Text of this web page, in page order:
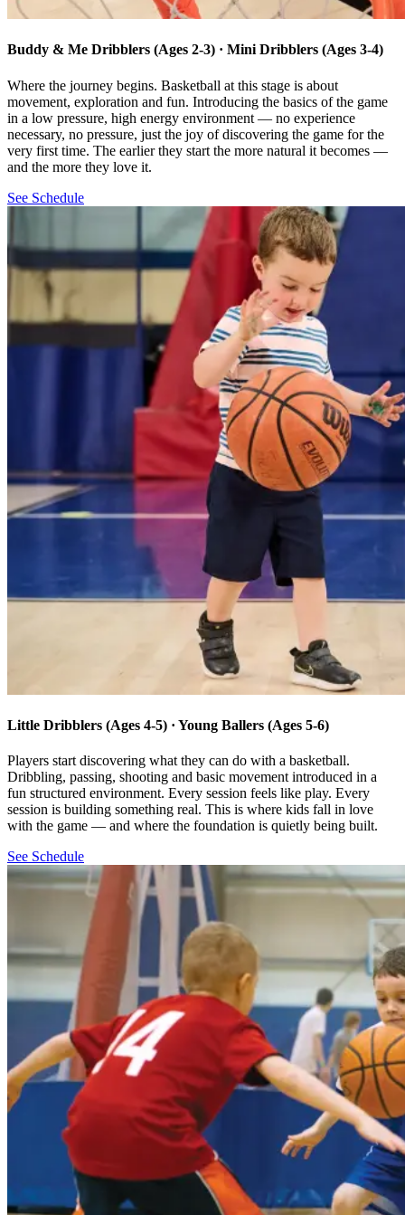
Buddy & Me Dribblers (Ages 2-3) · Mini Dribblers (Ages 3-4)​​​​‌ ‍ ​‍​‍‌‍ ‌ ​‍‌‍‍‌‌‍‌ ‌‍‍‌‌‍ ‍​‍​‍​ ‍‍​‍​‍‌ ​ ‌‍​‌‌‍ ‍‌‍‍‌‌ ‌​‌ ‍‌​‍ ‍‌‍‍‌‌‍ ​‍​‍​‍ ​​‍​‍‌‍‍​‌ ​‍‌‍‌‌‌‍‌‍​‍​‍​ ‍‍​‍​‍‌‍‍​‌ ‌​‌ ‌​‌ ​​‌ ​ ​ ‍‍​‍ ​‍ ‌‍​ ‌‍‍​‌‍‌‌‌‍ ​‌ ​ ‌‍‌‌‌‍​‌‌ ​​‌‍‍‌‌‍‌‌‌ ​‍‌ ​ ​‍ ‍‌ ​ ‌‍​‌‌‍ ‍‌‍‍‌‌ ‌​‌ ‍‌​‍ ‍‌ ​ ‌ ‌​‌ ‌‌‌‍‌​‌‍‍‌‌‍ ​‍ ‌‍‍‌‌‍ ‍‌ ‌​‌‍‌‌‌‍ ‍‌ ‌​​‍ ‌‍‌‌‌‍‌​‌‍‍‌‌ ‌​​‍ ‌‍ ‌‌‍ ‌‍‌​‌‍‌‌​ ‌‌ ​​‌ ​‍‌‍‌‌‌ ​ ‌‍‌‌‌‍ ‍‌ ‌​‌‍​‌‌ ‌​‌‍‍‌‌‍ ‌‍ ‍​ ‍ ‌‍‍‌‌‍‌​​ ‌​ ‌ ​ ‌‍​ ‍​‌‍​‍​ ‍‌​ ​​‌‍​‍​ ‌​​‍ ‌​ ​‍​ ​‍​ ‍‌​ ‍‌​‍ ‌​ ‌​‌‍​‍​ ​‌​ ​‍​‍ ‌​ ‍‌​ ‌‍‌‍​‌​ ​‌​‍ ‌​ ​​​ ‍‌‌‍​ ​ ‌ ​ ‍​‌‍‌​‌‍​‌‌‍‌‍​ ‍​​ ​​‌‍‌‌‌‍​‍​ ‍ ‌ ‌​‌ ‍‌‌ ​​‌‍‌‌​ ‌‌ ‌‍‌‍‌‌‌‍ ‍‌ ‌‌‌‍‌‌‌‌​ ‌‍ ​‌ ‌‌‌‍‌ ‌‌​​‌‍​‌‌‍‌ ‌‍‌‌​ ‍ ‌ ​​‌‍​‌‌ ‌​‌‍‍​​ ‌‌ ​​‌‍​‌‌‍‌ ‌‍‌‌‌​​‍‌ ‌‌‌‍‍‌‌‍ ​‌‍‌​‌‍‌‌‌ ​‍​‍‌‌​ ‌‌‌​​‍‌‌ ‌‍‍ ‌‍‌‌‌ ‍‌​‍‌‌​ ​ ‌​‌​​‍‌‌​ ​ ‌​‌​​‍‌‌​ ​‍​ ​‍​ ​‍‌‍​ ‌‍‌‍‌‍‌‍‌‍​ ‌‍​‍‌‍​‍​ ‌​​ ‍‌‌‍​‍‌‍‌‍​ ​‌​‍‌‌​ ​‍​ ​‍​‍‌‌​ ‌‌‌​‌​​‍ ‍‌ ‌​‌‍​‌‌‍​‍‌ ​ ​‍‌‌​ ‌‌‌​​‍‌‌ ‌‍‍ ‌‍‌‌‌ ‍‌​‍‌‌​ ​ ‌​‌​​‍‌‌​ ​ ‌​‌​​‍‌‌​ ​‍​ ​‍​ ‍‌​ ‍‌​ ‌​​ ​‌‌‍​ ​ ​ ​ ‍​​ ‌‍‌‍‌‍​ ‌‌‌‍‌​‌‍‌‌​‍‌‌​ ​‍​ ​‍​‍‌‌​ ‌‌‌​‌​​‍ ‍‌‍​ ‌‍ ‌‍ ‍‌ ‌​‌‍‌‌‌‍ ‍‌ ‌​​‍‌‌​ ‌‌‌​​‍‌‌ ‌‍‍ ‌‍‌‌‌ ‍‌​‍‌‌​ ​ ‌​‌​​‍‌‌​ ​ ‌​‌​​‍‌‌​ ​‍​ ​‍‌‍‌‍​ ‌‍‌‍​‍​ ‌‌​ ‌‍​ ‍​‌‍​ ​ ‍‌​ ‍‌‌‍‌​‌‍​ ​ ​‍​‍‌‌​ ​‍​ ​‍​‍‌‌​ ‌‌‌​‌​​‍ ‍‌ ‌​‌‍‍‌‌ ‌​‌‍ ​‌‍‌‌​ ‌‍​‍‌‍​‌‌ ​ ‌‍‌‌‌‌‌‌‌ ​‍‌‍ ​​ ‌‌‍‍​‌ ‌​‌ ‌​‌ ​​‌ ​ ​‍‌‌​ ​ ‌​​‌​‍‌‌​ ​‍‌​‌‍​‍‌‌​ ​‍‌​‌‍‌‍​ ‌‍‍​‌‍‌‌‌‍ ​‌ ​ ‌‍‌‌‌‍​‌‌ ​​‌‍‍‌‌‍‌‌‌ ​‍‌ ​ ​‍ ‍‌ ​ ‌‍​‌‌‍ ‍‌‍‍‌‌ ‌​‌ ‍‌​‍ ‍‌ ​ ‌ ‌​‌ ‌‌‌‍‌​‌‍‍‌‌‍ ​‍‌‍‌‍‍‌‌‍‌​​ ‌​ ‌ ​ ‌‍​ ‍​‌‍​‍​ ‍‌​ ​​‌‍​‍​ ‌​​‍ ‌​ ​‍​ ​‍​ ‍‌​ ‍‌​‍ ‌​ ‌​‌‍​‍​ ​‌​ ​‍​‍ ‌​ ‍‌​ ‌‍‌‍​‌​ ​‌​‍ ‌​ ​​​ ‍‌‌‍​ ​ ‌ ​ ‍​‌‍‌​‌‍​‌‌‍‌‍​ ‍​​ ​​‌‍‌‌‌‍​‍​‍‌‍‌ ‌​‌ ‍‌‌ ​​‌‍‌‌​ ‌‌ ‌‍‌‍‌‌‌‍ ‍‌ ‌‌‌‍‌‌‌‌​ ‌‍ ​‌ ‌‌‌‍‌ ‌‌​​‌‍​‌‌‍‌ ‌‍‌‌​‍‌‍‌ ​​‌‍​‌‌ ‌​‌‍‍​​ ‌‌ ​​‌‍​‌‌‍‌ ‌‍‌‌‌​​‍‌ ‌‌‌‍‍‌‌‍ ​‌‍‌​‌‍‌‌‌ ​‍​‍‌‌​ ‌‌‌​​‍‌‌ ‌‍‍ ‌‍‌‌‌ ‍‌​‍‌‌​ ​ ‌​‌​​‍‌‌​ ​ ‌​‌​​‍‌‌​ ​‍​ ​‍​ ​‍‌‍​ ‌‍‌‍‌‍‌‍‌‍​ ‌‍​‍‌‍​‍​ ‌​​ ‍‌‌‍​‍‌‍‌‍​ ​‌​‍‌‌​ ​‍​ ​‍​‍‌‌​ ‌‌‌​‌​​‍ ‍‌ ‌​‌‍​‌‌‍​‍‌ ​ ​‍‌‌​ ‌‌‌​​‍‌‌ ‌‍‍ ‌‍‌‌‌ ‍‌​‍‌‌​ ​ ‌​‌​​‍‌‌​ ​ ‌​‌​​‍‌‌​ ​‍​ ​‍​ ‍‌​ ‍‌​ ‌​​ ​‌‌‍​ ​ ​ ​ ‍​​ ‌‍‌‍‌‍​ ‌‌‌‍‌​‌‍‌‌​‍‌‌​ ​‍​ ​‍​‍‌‌​ ‌‌‌​‌​​‍ ‍‌‍​ ‌‍ ‌‍ ‍‌ ‌​‌‍‌‌‌‍ ‍‌ ‌​​‍‌‌​ ‌‌‌​​‍‌‌ ‌‍‍ ‌‍‌‌‌ ‍‌​‍‌‌​ ​ ‌​‌​​‍‌‌​ ​ ‌​‌​​‍‌‌​ ​‍​ ​‍‌‍‌‍​ ‌‍‌‍​‍​ ‌‌​ ‌‍​ ‍​‌‍​ ​ ‍‌​ ‍‌‌‍‌​‌‍​ ​ ​‍​‍‌‌​ ​‍​ ​‍​‍‌‌​ ‌‌‌​‌​​‍ ‍‌ ‌​‌‍‍‌‌ ‌​‌‍ ​‌‍‌‌​‍‌‍‌ ​​‌‍‌‌‌ ​‍‌ ​ ‌ ​​‌‍‌‌‌‍​ ‌ ‌​‌‍‍‌‌ ‌‍‌‍‌‌​ ‌‌ ​​‌ ‌‌‌‍​‍‌‍ ​‌‍‍‌‌ ​ ‌‍‍​‌‍‌‌‌‍‌​​‍​‍‌ ‌
Where the journey begins. Basketball at this stage is about
movement, exploration and fun. Introducing the basics of the game
in a low pressure, high energy environment — no experience
necessary, no pressure, just the joy of discovering the game for the
very first time. The earlier they start the more natural it becomes —
and the more they love it.​​​​‌ ‍ ​‍​‍‌‍ ‌ ​‍‌‍‍‌‌‍‌ ‌‍‍‌‌‍ ‍​‍​‍​ ‍‍​‍​‍‌ ​ ‌‍​‌‌‍ ‍‌‍‍‌‌ ‌​‌ ‍‌​‍ ‍‌‍‍‌‌‍ ​‍​‍​‍ ​​‍​‍‌‍‍​‌ ​‍‌‍‌‌‌‍‌‍​‍​‍​ ‍‍​‍​‍‌‍‍​‌ ‌​‌ ‌​‌ ​​‌ ​ ​ ‍‍​‍ ​‍ ‌‍​ ‌‍‍​‌‍‌‌‌‍ ​‌ ​ ‌‍‌‌‌‍​‌‌ ​​‌‍‍‌‌‍‌‌‌ ​‍‌ ​ ​‍ ‍‌ ​ ‌‍​‌‌‍ ‍‌‍‍‌‌ ‌​‌ ‍‌​‍ ‍‌ ​ ‌ ‌​‌ ‌‌‌‍‌​‌‍‍‌‌‍ ​‍ ‌‍‍‌‌‍ ‍‌ ‌​‌‍‌‌‌‍ ‍‌ ‌​​‍ ‌‍‌‌‌‍‌​‌‍‍‌‌ ‌​​‍ ‌‍ ‌‌‍ ‌‍‌​‌‍‌‌​ ‌‌ ​​‌ ​‍‌‍‌‌‌ ​ ‌‍‌‌‌‍ ‍‌ ‌​‌‍​‌‌ ‌​‌‍‍‌‌‍ ‌‍ ‍​ ‍ ‌‍‍‌‌‍‌​​ ‌​ ‌ ​ ‌‍​ ‍​‌‍​‍​ ‍‌​ ​​‌‍​‍​ ‌​​‍ ‌​ ​‍​ ​‍​ ‍‌​ ‍‌​‍ ‌​ ‌​‌‍​‍​ ​‌​ ​‍​‍ ‌​ ‍‌​ ‌‍‌‍​‌​ ​‌​‍ ‌​ ​​​ ‍‌‌‍​ ​ ‌ ​ ‍​‌‍‌​‌‍​‌‌‍‌‍​ ‍​​ ​​‌‍‌‌‌‍​‍​ ‍ ‌ ‌​‌ ‍‌‌ ​​‌‍‌‌​ ‌‌ ‌‍‌‍‌‌‌‍ ‍‌ ‌‌‌‍‌‌‌‌​ ‌‍ ​‌ ‌‌‌‍‌ ‌‌​​‌‍​‌‌‍‌ ‌‍‌‌​ ‍ ‌ ​​‌‍​‌‌ ‌​‌‍‍​​ ‌‌ ​​‌‍​‌‌‍‌ ‌‍‌‌‌​​‍‌ ‌‌‌‍‍‌‌‍ ​‌‍‌​‌‍‌‌‌ ​‍​‍‌‌​ ‌‌‌​​‍‌‌ ‌‍‍ ‌‍‌‌‌ ‍‌​‍‌‌​ ​ ‌​‌​​‍‌‌​ ​ ‌​‌​​‍‌‌​ ​‍​ ​‍​ ​‍‌‍​ ‌‍‌‍‌‍‌‍‌‍​ ‌‍​‍‌‍​‍​ ‌​​ ‍‌‌‍​‍‌‍‌‍​ ​‌​‍‌‌​ ​‍​ ​‍​‍‌‌​ ‌‌‌​‌​​‍ ‍‌ ‌​‌‍​‌‌‍​‍‌ ​ ​‍‌‌​ ‌‌‌​​‍‌‌ ‌‍‍ ‌‍‌‌‌ ‍‌​‍‌‌​ ​ ‌​‌​​‍‌‌​ ​ ‌​‌​​‍‌‌​ ​‍​ ​‍​ ‍‌​ ‍‌​ ‌​​ ​‌‌‍​ ​ ​ ​ ‍​​ ‌‍‌‍‌‍​ ‌‌‌‍‌​‌‍‌‌​‍‌‌​ ​‍​ ​‍​‍‌‌​ ‌‌‌​‌​​‍ ‍‌‍​ ‌‍ ‌‍ ‍‌ ‌​‌‍‌‌‌‍ ‍‌ ‌​​‍‌‌​ ‌‌‌​​‍‌‌ ‌‍‍ ‌‍‌‌‌ ‍‌​‍‌‌​ ​ ‌​‌​​‍‌‌​ ​ ‌​‌​​‍‌‌​ ​‍​ ​‍‌‍‌‍​ ‌‍‌‍​‍​ ‌‌​ ‌‍​ ‍​‌‍​ ​ ‍‌​ ‍‌‌‍‌​‌‍​ ​ ​‍​‍‌‌​ ​‍​ ​‍​‍‌‌​ ‌‌‌​‌​​‍ ‍‌ ​‍‌‍‍‌‌‍​ ‌‍‍​‌‌‌​‌‍‌‌‌ ‍​‌ ‌​​‍‌‌​ ‌‌‌​​‍‌‌ ‌‍‍ ‌‍‌‌‌ ‍‌​‍‌‌​ ​ ‌​‌​​‍‌‌​ ​ ‌​‌​​‍‌‌​ ​‍​ ​‍​ ​‍‌‍‌‍​ ‌ ‌‍‌‍‌‍​‌​ ‌ ​ ‍​​ ​‍​ ​‍‌‍‌‌​ ​‌​ ‍‌​‍‌‌​ ​‍​ ​‍​‍‌‌​ ‌‌‌​‌​​‍ ‍‌‍​ ‌‍‍​‌‍‍‌‌‍ ​‌‍‌​‌ ​‍‌‍‌‌‌‍ ‍​‍‌‌​ ‌‌‌​​‍‌‌ ‌‍‍ ‌‍‌‌‌ ‍‌​‍‌‌​ ​ ‌​‌​​‍‌‌​ ​ ‌​‌​​‍‌‌​ ​‍​ ​‍​ ‌​​ ‌‍‌‍‌‍​ ​ ‌‍‌‍​ ‍‌‌‍‌‌‌‍‌‌‌‍‌‌‌‍​‍‌‍‌​​ ‌‍​‍‌‌​ ​‍​ ​‍​‍‌‌​ ‌‌‌​‌​​‍ ‍‌ ‌​‌‍‌‌‌ ‍​‌ ‌​​ ‌‍​‍‌‍​‌‌ ​ ‌‍‌‌‌‌‌‌‌ ​‍‌‍ ​​ ‌‌‍‍​‌ ‌​‌ ‌​‌ ​​‌ ​ ​‍‌‌​ ​ ‌​​‌​‍‌‌​ ​‍‌​‌‍​‍‌‌​ ​‍‌​‌‍‌‍​ ‌‍‍​‌‍‌‌‌‍ ​‌ ​ ‌‍‌‌‌‍​‌‌ ​​‌‍‍‌‌‍‌‌‌ ​‍‌ ​ ​‍ ‍‌ ​ ‌‍​‌‌‍ ‍‌‍‍‌‌ ‌​‌ ‍‌​‍ ‍‌ ​ ‌ ‌​‌ ‌‌‌‍‌​‌‍‍‌‌‍ ​‍‌‍‌‍‍‌‌‍‌​​ ‌​ ‌ ​ ‌‍​ ‍​‌‍​‍​ ‍‌​ ​​‌‍​‍​ ‌​​‍ ‌​ ​‍​ ​‍​ ‍‌​ ‍‌​‍ ‌​ ‌​‌‍​‍​ ​‌​ ​‍​‍ ‌​ ‍‌​ ‌‍‌‍​‌​ ​‌​‍ ‌​ ​​​ ‍‌‌‍​ ​ ‌ ​ ‍​‌‍‌​‌‍​‌‌‍‌‍​ ‍​​ ​​‌‍‌‌‌‍​‍​‍‌‍‌ ‌​‌ ‍‌‌ ​​‌‍‌‌​ ‌‌ ‌‍‌‍‌‌‌‍ ‍‌ ‌‌‌‍‌‌‌‌​ ‌‍ ​‌ ‌‌‌‍‌ ‌‌​​‌‍​‌‌‍‌ ‌‍‌‌​‍‌‍‌ ​​‌‍​‌‌ ‌​‌‍‍​​ ‌‌ ​​‌‍​‌‌‍‌ ‌‍‌‌‌​​‍‌ ‌‌‌‍‍‌‌‍ ​‌‍‌​‌‍‌‌‌ ​‍​‍‌‌​ ‌‌‌​​‍‌‌ ‌‍‍ ‌‍‌‌‌ ‍‌​‍‌‌​ ​ ‌​‌​​‍‌‌​ ​ ‌​‌​​‍‌‌​ ​‍​ ​‍​ ​‍‌‍​ ‌‍‌‍‌‍‌‍‌‍​ ‌‍​‍‌‍​‍​ ‌​​ ‍‌‌‍​‍‌‍‌‍​ ​‌​‍‌‌​ ​‍​ ​‍​‍‌‌​ ‌‌‌​‌​​‍ ‍‌ ‌​‌‍​‌‌‍​‍‌ ​ ​‍‌‌​ ‌‌‌​​‍‌‌ ‌‍‍ ‌‍‌‌‌ ‍‌​‍‌‌​ ​ ‌​‌​​‍‌‌​ ​ ‌​‌​​‍‌‌​ ​‍​ ​‍​ ‍‌​ ‍‌​ ‌​​ ​‌‌‍​ ​ ​ ​ ‍​​ ‌‍‌‍‌‍​ ‌‌‌‍‌​‌‍‌‌​‍‌‌​ ​‍​ ​‍​‍‌‌​ ‌‌‌​‌​​‍ ‍‌‍​ ‌‍ ‌‍ ‍‌ ‌​‌‍‌‌‌‍ ‍‌ ‌​​‍‌‌​ ‌‌‌​​‍‌‌ ‌‍‍ ‌‍‌‌‌ ‍‌​‍‌‌​ ​ ‌​‌​​‍‌‌​ ​ ‌​‌​​‍‌‌​ ​‍​ ​‍‌‍‌‍​ ‌‍‌‍​‍​ ‌‌​ ‌‍​ ‍​‌‍​ ​ ‍‌​ ‍‌‌‍‌​‌‍​ ​ ​‍​‍‌‌​ ​‍​ ​‍​‍‌‌​ ‌‌‌​‌​​‍ ‍‌ ​‍‌‍‍‌‌‍​ ‌‍‍​‌‌‌​‌‍‌‌‌ ‍​‌ ‌​​‍‌‌​ ‌‌‌​​‍‌‌ ‌‍‍ ‌‍‌‌‌ ‍‌​‍‌‌​ ​ ‌​‌​​‍‌‌​ ​ ‌​‌​​‍‌‌​ ​‍​ ​‍​ ​‍‌‍‌‍​ ‌ ‌‍‌‍‌‍​‌​ ‌ ​ ‍​​ ​‍​ ​‍‌‍‌‌​ ​‌​ ‍‌​‍‌‌​ ​‍​ ​‍​‍‌‌​ ‌‌‌​‌​​‍ ‍‌‍​ ‌‍‍​‌‍‍‌‌‍ ​‌‍‌​‌ ​‍‌‍‌‌‌‍ ‍​‍‌‌​ ‌‌‌​​‍‌‌ ‌‍‍ ‌‍‌‌‌ ‍‌​‍‌‌​ ​ ‌​‌​​‍‌‌​ ​ ‌​‌​​‍‌‌​ ​‍​ ​‍​ ‌​​ ‌‍‌‍‌‍​ ​ ‌‍‌‍​ ‍‌‌‍‌‌‌‍‌‌‌‍‌‌‌‍​‍‌‍‌​​ ‌‍​‍‌‌​ ​‍​ ​‍​‍‌‌​ ‌‌‌​‌​​‍ ‍‌ ‌​‌‍‌‌‌ ‍​‌ ‌​​‍‌‍‌ ​​‌‍‌‌‌ ​‍‌ ​ ‌ ​​‌‍‌‌‌‍​ ‌ ‌​‌‍‍‌‌ ‌‍‌‍‌‌​ ‌‌ ​​‌ ‌‌‌‍​‍‌‍ ​‌‍‍‌‌ ​ ‌‍‍​‌‍‌‌‌‍‌​​‍​‍‌ ‌
See Schedule​​​​‌ ‍ ​‍​‍‌‍ ‌ ​‍‌‍‍‌‌‍‌ ‌‍‍‌‌‍ ‍​‍​‍​ ‍‍​‍​‍‌ ​ ‌‍​‌‌‍ ‍‌‍‍‌‌ ‌​‌ ‍‌​‍ ‍‌‍‍‌‌‍ ​‍​‍​‍ ​​‍​‍‌‍‍​‌ ​‍‌‍‌‌‌‍‌‍​‍​‍​ ‍‍​‍​‍‌‍‍​‌ ‌​‌ ‌​‌ ​​‌ ​ ​ ‍‍​‍ ​‍ ‌‍​ ‌‍‍​‌‍‌‌‌‍ ​‌ ​ ‌‍‌‌‌‍​‌‌ ​​‌‍‍‌‌‍‌‌‌ ​‍‌ ​ ​‍ ‍‌ ​ ‌‍​‌‌‍ ‍‌‍‍‌‌ ‌​‌ ‍‌​‍ ‍‌ ​ ‌ ‌​‌ ‌‌‌‍‌​‌‍‍‌‌‍ ​‍ ‌‍‍‌‌‍ ‍‌ ‌​‌‍‌‌‌‍ ‍‌ ‌​​‍ ‌‍‌‌‌‍‌​‌‍‍‌‌ ‌​​‍ ‌‍ ‌‌‍ ‌‍‌​‌‍‌‌​ ‌‌ ​​‌ ​‍‌‍‌‌‌ ​ ‌‍‌‌‌‍ ‍‌ ‌​‌‍​‌‌ ‌​‌‍‍‌‌‍ ‌‍ ‍​ ‍ ‌‍‍‌‌‍‌​​ ‌​ ‌ ​ ‌‍​ ‍​‌‍​‍​ ‍‌​ ​​‌‍​‍​ ‌​​‍ ‌​ ​‍​ ​‍​ ‍‌​ ‍‌​‍ ‌​ ‌​‌‍​‍​ ​‌​ ​‍​‍ ‌​ ‍‌​ ‌‍‌‍​‌​ ​‌​‍ ‌​ ​​​ ‍‌‌‍​ ​ ‌ ​ ‍​‌‍‌​‌‍​‌‌‍‌‍​ ‍​​ ​​‌‍‌‌‌‍​‍​ ‍ ‌ ‌​‌ ‍‌‌ ​​‌‍‌‌​ ‌‌ ‌‍‌‍‌‌‌‍ ‍‌ ‌‌‌‍‌‌‌‌​ ‌‍ ​‌ ‌‌‌‍‌ ‌‌​​‌‍​‌‌‍‌ ‌‍‌‌​ ‍ ‌ ​​‌‍​‌‌ ‌​‌‍‍​​ ‌‌ ​​‌‍​‌‌‍‌ ‌‍‌‌‌​​‍‌ ‌‌‌‍‍‌‌‍ ​‌‍‌​‌‍‌‌‌ ​‍​‍‌‌​ ‌‌‌​​‍‌‌ ‌‍‍ ‌‍‌‌‌ ‍‌​‍‌‌​ ​ ‌​‌​​‍‌‌​ ​ ‌​‌​​‍‌‌​ ​‍​ ​‍​ ​‍‌‍​ ‌‍‌‍‌‍‌‍‌‍​ ‌‍​‍‌‍​‍​ ‌​​ ‍‌‌‍​‍‌‍‌‍​ ​‌​‍‌‌​ ​‍​ ​‍​‍‌‌​ ‌‌‌​‌​​‍ ‍‌ ‌​‌‍​‌‌‍​‍‌ ​ ​‍‌‌​ ‌‌‌​​‍‌‌ ‌‍‍ ‌‍‌‌‌ ‍‌​‍‌‌​ ​ ‌​‌​​‍‌‌​ ​ ‌​‌​​‍‌‌​ ​‍​ ​‍​ ‍‌​ ‍‌​ ‌​​ ​‌‌‍​ ​ ​ ​ ‍​​ ‌‍‌‍‌‍​ ‌‌‌‍‌​‌‍‌‌​‍‌‌​ ​‍​ ​‍​‍‌‌​ ‌‌‌​‌​​‍ ‍‌‍​ ‌‍ ‌‍ ‍‌ ‌​‌‍‌‌‌‍ ‍‌ ‌​​‍‌‌​ ‌‌‌​​‍‌‌ ‌‍‍ ‌‍‌‌‌ ‍‌​‍‌‌​ ​ ‌​‌​​‍‌‌​ ​ ‌​‌​​‍‌‌​ ​‍​ ​‍‌‍‌‍​ ‌‍‌‍​‍​ ‌‌​ ‌‍​ ‍​‌‍​ ​ ‍‌​ ‍‌‌‍‌​‌‍​ ​ ​‍​‍‌‌​ ​‍​ ​‍​‍‌‌​ ‌‌‌​‌​​‍ ‍‌‍​‍‌ ‌‌‌ ‌​‌ ‌​‌‍ ‌‍ ‍‌ ​ ​‍‌‌​ ‌‌‌​​‍‌‌ ‌‍‍ ‌‍‌‌‌ ‍‌​‍‌‌​ ​ ‌​‌​​‍‌‌​ ​ ‌​‌​​‍‌‌​ ​‍​ ​‍​ ​‌​ ‌‌​ ‍​​ ‍​​ ‌‍​ ​‌‌‍‌​​ ‍​​ ‌​​ ​ ‌‍‌‌​ ​​​‍‌‌​ ​‍​ ​‍​‍‌‌​ ‌‌‌​‌​​‍ ‍‌ ‌​‌‍‌‌‌ ‍​‌ ‌​​ ‌‍​‍‌‍​‌‌ ​ ‌‍‌‌‌‌‌‌‌ ​‍‌‍ ​​ ‌‌‍‍​‌ ‌​‌ ‌​‌ ​​‌ ​ ​‍‌‌​ ​ ‌​​‌​‍‌‌​ ​‍‌​‌‍​‍‌‌​ ​‍‌​‌‍‌‍​ ‌‍‍​‌‍‌‌‌‍ ​‌ ​ ‌‍‌‌‌‍​‌‌ ​​‌‍‍‌‌‍‌‌‌ ​‍‌ ​ ​‍ ‍‌ ​ ‌‍​‌‌‍ ‍‌‍‍‌‌ ‌​‌ ‍‌​‍ ‍‌ ​ ‌ ‌​‌ ‌‌‌‍‌​‌‍‍‌‌‍ ​‍‌‍‌‍‍‌‌‍‌​​ ‌​ ‌ ​ ‌‍​ ‍​‌‍​‍​ ‍‌​ ​​‌‍​‍​ ‌​​‍ ‌​ ​‍​ ​‍​ ‍‌​ ‍‌​‍ ‌​ ‌​‌‍​‍​ ​‌​ ​‍​‍ ‌​ ‍‌​ ‌‍‌‍​‌​ ​‌​‍ ‌​ ​​​ ‍‌‌‍​ ​ ‌ ​ ‍​‌‍‌​‌‍​‌‌‍‌‍​ ‍​​ ​​‌‍‌‌‌‍​‍​‍‌‍‌ ‌​‌ ‍‌‌ ​​‌‍‌‌​ ‌‌ ‌‍‌‍‌‌‌‍ ‍‌ ‌‌‌‍‌‌‌‌​ ‌‍ ​‌ ‌‌‌‍‌ ‌‌​​‌‍​‌‌‍‌ ‌‍‌‌​‍‌‍‌ ​​‌‍​‌‌ ‌​‌‍‍​​ ‌‌ ​​‌‍​‌‌‍‌ ‌‍‌‌‌​​‍‌ ‌‌‌‍‍‌‌‍ ​‌‍‌​‌‍‌‌‌ ​‍​‍‌‌​ ‌‌‌​​‍‌‌ ‌‍‍ ‌‍‌‌‌ ‍‌​‍‌‌​ ​ ‌​‌​​‍‌‌​ ​ ‌​‌​​‍‌‌​ ​‍​ ​‍​ ​‍‌‍​ ‌‍‌‍‌‍‌‍‌‍​ ‌‍​‍‌‍​‍​ ‌​​ ‍‌‌‍​‍‌‍‌‍​ ​‌​‍‌‌​ ​‍​ ​‍​‍‌‌​ ‌‌‌​‌​​‍ ‍‌ ‌​‌‍​‌‌‍​‍‌ ​ ​‍‌‌​ ‌‌‌​​‍‌‌ ‌‍‍ ‌‍‌‌‌ ‍‌​‍‌‌​ ​ ‌​‌​​‍‌‌​ ​ ‌​‌​​‍‌‌​ ​‍​ ​‍​ ‍‌​ ‍‌​ ‌​​ ​‌‌‍​ ​ ​ ​ ‍​​ ‌‍‌‍‌‍​ ‌‌‌‍‌​‌‍‌‌​‍‌‌​ ​‍​ ​‍​‍‌‌​ ‌‌‌​‌​​‍ ‍‌‍​ ‌‍ ‌‍ ‍‌ ‌​‌‍‌‌‌‍ ‍‌ ‌​​‍‌‌​ ‌‌‌​​‍‌‌ ‌‍‍ ‌‍‌‌‌ ‍‌​‍‌‌​ ​ ‌​‌​​‍‌‌​ ​ ‌​‌​​‍‌‌​ ​‍​ ​‍‌‍‌‍​ ‌‍‌‍​‍​ ‌‌​ ‌‍​ ‍​‌‍​ ​ ‍‌​ ‍‌‌‍‌​‌‍​ ​ ​‍​‍‌‌​ ​‍​ ​‍​‍‌‌​ ‌‌‌​‌​​‍ ‍‌‍​‍‌ ‌‌‌ ‌​‌ ‌​‌‍ ‌‍ ‍‌ ​ ​‍‌‌​ ‌‌‌​​‍‌‌ ‌‍‍ ‌‍‌‌‌ ‍‌​‍‌‌​ ​ ‌​‌​​‍‌‌​ ​ ‌​‌​​‍‌‌​ ​‍​ ​‍​ ​‌​ ‌‌​ ‍​​ ‍​​ ‌‍​ ​‌‌‍‌​​ ‍​​ ‌​​ ​ ‌‍‌‌​ ​​​‍‌‌​ ​‍​ ​‍​‍‌‌​ ‌‌‌​‌​​‍ ‍‌ ‌​‌‍‌‌‌ ‍​‌ ‌​​‍‌‍‌ ​​‌‍‌‌‌ ​‍‌ ​ ‌ ​​‌‍‌‌‌‍​ ‌ ‌​‌‍‍‌‌ ‌‍‌‍‌‌​ ‌‌ ​​‌ ‌‌‌‍​‍‌‍ ​‌‍‍‌‌ ​ ‌‍‍​‌‍‌‌‌‍‌​​‍​‍‌ ‌
Little Dribblers (Ages 4-5) · Young Ballers (Ages 5-6)​​​​‌ ‍ ​‍​‍‌‍ ‌ ​‍‌‍‍‌‌‍‌ ‌‍‍‌‌‍ ‍​‍​‍​ ‍‍​‍​‍‌ ​ ‌‍​‌‌‍ ‍‌‍‍‌‌ ‌​‌ ‍‌​‍ ‍‌‍‍‌‌‍ ​‍​‍​‍ ​​‍​‍‌‍‍​‌ ​‍‌‍‌‌‌‍‌‍​‍​‍​ ‍‍​‍​‍‌‍‍​‌ ‌​‌ ‌​‌ ​​‌ ​ ​ ‍‍​‍ ​‍ ‌‍​ ‌‍‍​‌‍‌‌‌‍ ​‌ ​ ‌‍‌‌‌‍​‌‌ ​​‌‍‍‌‌‍‌‌‌ ​‍‌ ​ ​‍ ‍‌ ​ ‌‍​‌‌‍ ‍‌‍‍‌‌ ‌​‌ ‍‌​‍ ‍‌ ​ ‌ ‌​‌ ‌‌‌‍‌​‌‍‍‌‌‍ ​‍ ‌‍‍‌‌‍ ‍‌ ‌​‌‍‌‌‌‍ ‍‌ ‌​​‍ ‌‍‌‌‌‍‌​‌‍‍‌‌ ‌​​‍ ‌‍ ‌‌‍ ‌‍‌​‌‍‌‌​ ‌‌ ​​‌ ​‍‌‍‌‌‌ ​ ‌‍‌‌‌‍ ‍‌ ‌​‌‍​‌‌ ‌​‌‍‍‌‌‍ ‌‍ ‍​ ‍ ‌‍‍‌‌‍‌​​ ‌​ ‌ ​ ‌‍​ ‍​‌‍​‍​ ‍‌​ ​​‌‍​‍​ ‌​​‍ ‌​ ​‍​ ​‍​ ‍‌​ ‍‌​‍ ‌​ ‌​‌‍​‍​ ​‌​ ​‍​‍ ‌​ ‍‌​ ‌‍‌‍​‌​ ​‌​‍ ‌​ ​​​ ‍‌‌‍​ ​ ‌ ​ ‍​‌‍‌​‌‍​‌‌‍‌‍​ ‍​​ ​​‌‍‌‌‌‍​‍​ ‍ ‌ ‌​‌ ‍‌‌ ​​‌‍‌‌​ ‌‌ ‌‍‌‍‌‌‌‍ ‍‌ ‌‌‌‍‌‌‌‌​ ‌‍ ​‌ ‌‌‌‍‌ ‌‌​​‌‍​‌‌‍‌ ‌‍‌‌​ ‍ ‌ ​​‌‍​‌‌ ‌​‌‍‍​​ ‌‌ ​​‌‍​‌‌‍‌ ‌‍‌‌‌​​‍‌ ‌‌‌‍‍‌‌‍ ​‌‍‌​‌‍‌‌‌ ​‍​‍‌‌​ ‌‌‌​​‍‌‌ ‌‍‍ ‌‍‌‌‌ ‍‌​‍‌‌​ ​ ‌​‌​​‍‌‌​ ​ ‌​‌​​‍‌‌​ ​‍​ ​‍​ ​‍‌‍​ ‌‍‌‍‌‍‌‍‌‍​ ‌‍​‍‌‍​‍​ ‌​​ ‍‌‌‍​‍‌‍‌‍​ ​‌​‍‌‌​ ​‍​ ​‍​‍‌‌​ ‌‌‌​‌​​‍ ‍‌ ‌​‌‍​‌‌‍​‍‌ ​ ​‍‌‌​ ‌‌‌​​‍‌‌ ‌‍‍ ‌‍‌‌‌ ‍‌​‍‌‌​ ​ ‌​‌​​‍‌‌​ ​ ‌​‌​​‍‌‌​ ​‍​ ​‍​ ‍‌​ ‍‌​ ‌​​ ​‌‌‍​ ​ ​ ​ ‍​​ ‌‍‌‍‌‍​ ‌‌‌‍‌​‌‍‌‌​‍‌‌​ ​‍​ ​‍​‍‌‌​ ‌‌‌​‌​​‍ ‍‌‍​ ‌‍ ‌‍ ‍‌ ‌​‌‍‌‌‌‍ ‍‌ ‌​​‍‌‌​ ‌‌‌​​‍‌‌ ‌‍‍ ‌‍‌‌‌ ‍‌​‍‌‌​ ​ ‌​‌​​‍‌‌​ ​ ‌​‌​​‍‌‌​ ​‍​ ​‍​ ​‍​ ‌ ​ ‍‌​ ‌ ​ ​​​ ‌​​ ‌‌​ ‌ ​ ‍‌​ ​‌​ ‌‌​ ‌​​ ‍​‌‍‌​​ ​‍​ ‌​​ ‌ ​ ‌‍‌‍‌‌‌‍​‌​ ‌​​ ​‍​ ​‍​ ‍​‌‍‌‌​ ‍​​ ‌ ​ ‌‍​ ​‍​ ‌‍​ ‍​​ ​‍​‍‌‌​ ​‍​ ​‍​‍‌‌​ ‌‌‌​‌​​‍ ‍‌ ‌​‌‍‍‌‌ ‌​‌‍ ​‌‍‌‌​ ‌‍​‍‌‍​‌‌ ​ ‌‍‌‌‌‌‌‌‌ ​‍‌‍ ​​ ‌‌‍‍​‌ ‌​‌ ‌​‌ ​​‌ ​ ​‍‌‌​ ​ ‌​​‌​‍‌‌​ ​‍‌​‌‍​‍‌‌​ ​‍‌​‌‍‌‍​ ‌‍‍​‌‍‌‌‌‍ ​‌ ​ ‌‍‌‌‌‍​‌‌ ​​‌‍‍‌‌‍‌‌‌ ​‍‌ ​ ​‍ ‍‌ ​ ‌‍​‌‌‍ ‍‌‍‍‌‌ ‌​‌ ‍‌​‍ ‍‌ ​ ‌ ‌​‌ ‌‌‌‍‌​‌‍‍‌‌‍ ​‍‌‍‌‍‍‌‌‍‌​​ ‌​ ‌ ​ ‌‍​ ‍​‌‍​‍​ ‍‌​ ​​‌‍​‍​ ‌​​‍ ‌​ ​‍​ ​‍​ ‍‌​ ‍‌​‍ ‌​ ‌​‌‍​‍​ ​‌​ ​‍​‍ ‌​ ‍‌​ ‌‍‌‍​‌​ ​‌​‍ ‌​ ​​​ ‍‌‌‍​ ​ ‌ ​ ‍​‌‍‌​‌‍​‌‌‍‌‍​ ‍​​ ​​‌‍‌‌‌‍​‍​‍‌‍‌ ‌​‌ ‍‌‌ ​​‌‍‌‌​ ‌‌ ‌‍‌‍‌‌‌‍ ‍‌ ‌‌‌‍‌‌‌‌​ ‌‍ ​‌ ‌‌‌‍‌ ‌‌​​‌‍​‌‌‍‌ ‌‍‌‌​‍‌‍‌ ​​‌‍​‌‌ ‌​‌‍‍​​ ‌‌ ​​‌‍​‌‌‍‌ ‌‍‌‌‌​​‍‌ ‌‌‌‍‍‌‌‍ ​‌‍‌​‌‍‌‌‌ ​‍​‍‌‌​ ‌‌‌​​‍‌‌ ‌‍‍ ‌‍‌‌‌ ‍‌​‍‌‌​ ​ ‌​‌​​‍‌‌​ ​ ‌​‌​​‍‌‌​ ​‍​ ​‍​ ​‍‌‍​ ‌‍‌‍‌‍‌‍‌‍​ ‌‍​‍‌‍​‍​ ‌​​ ‍‌‌‍​‍‌‍‌‍​ ​‌​‍‌‌​ ​‍​ ​‍​‍‌‌​ ‌‌‌​‌​​‍ ‍‌ ‌​‌‍​‌‌‍​‍‌ ​ ​‍‌‌​ ‌‌‌​​‍‌‌ ‌‍‍ ‌‍‌‌‌ ‍‌​‍‌‌​ ​ ‌​‌​​‍‌‌​ ​ ‌​‌​​‍‌‌​ ​‍​ ​‍​ ‍‌​ ‍‌​ ‌​​ ​‌‌‍​ ​ ​ ​ ‍​​ ‌‍‌‍‌‍​ ‌‌‌‍‌​‌‍‌‌​‍‌‌​ ​‍​ ​‍​‍‌‌​ ‌‌‌​‌​​‍ ‍‌‍​ ‌‍ ‌‍ ‍‌ ‌​‌‍‌‌‌‍ ‍‌ ‌​​‍‌‌​ ‌‌‌​​‍‌‌ ‌‍‍ ‌‍‌‌‌ ‍‌​‍‌‌​ ​ ‌​‌​​‍‌‌​ ​ ‌​‌​​‍‌‌​ ​‍​ ​‍​ ​‍​ ‌ ​ ‍‌​ ‌ ​ ​​​ ‌​​ ‌‌​ ‌ ​ ‍‌​ ​‌​ ‌‌​ ‌​​ ‍​‌‍‌​​ ​‍​ ‌​​ ‌ ​ ‌‍‌‍‌‌‌‍​‌​ ‌​​ ​‍​ ​‍​ ‍​‌‍‌‌​ ‍​​ ‌ ​ ‌‍​ ​‍​ ‌‍​ ‍​​ ​‍​‍‌‌​ ​‍​ ​‍​‍‌‌​ ‌‌‌​‌​​‍ ‍‌ ‌​‌‍‍‌‌ ‌​‌‍ ​‌‍‌‌​‍‌‍‌ ​​‌‍‌‌‌ ​‍‌ ​ ‌ ​​‌‍‌‌‌‍​ ‌ ‌​‌‍‍‌‌ ‌‍‌‍‌‌​ ‌‌ ​​‌ ‌‌‌‍​‍‌‍ ​‌‍‍‌‌ ​ ‌‍‍​‌‍‌‌‌‍‌​​‍​‍‌ ‌
Players start discovering what they can do with a basketball.
Dribbling, passing, shooting and basic movement introduced in a
fun structured environment. Every session feels like play. Every
session is building something real. This is where kids fall in love
with the game — and where the foundation is quietly being built.​​​​‌ ‍ ​‍​‍‌‍ ‌ ​‍‌‍‍‌‌‍‌ ‌‍‍‌‌‍ ‍​‍​‍​ ‍‍​‍​‍‌ ​ ‌‍​‌‌‍ ‍‌‍‍‌‌ ‌​‌ ‍‌​‍ ‍‌‍‍‌‌‍ ​‍​‍​‍ ​​‍​‍‌‍‍​‌ ​‍‌‍‌‌‌‍‌‍​‍​‍​ ‍‍​‍​‍‌‍‍​‌ ‌​‌ ‌​‌ ​​‌ ​ ​ ‍‍​‍ ​‍ ‌‍​ ‌‍‍​‌‍‌‌‌‍ ​‌ ​ ‌‍‌‌‌‍​‌‌ ​​‌‍‍‌‌‍‌‌‌ ​‍‌ ​ ​‍ ‍‌ ​ ‌‍​‌‌‍ ‍‌‍‍‌‌ ‌​‌ ‍‌​‍ ‍‌ ​ ‌ ‌​‌ ‌‌‌‍‌​‌‍‍‌‌‍ ​‍ ‌‍‍‌‌‍ ‍‌ ‌​‌‍‌‌‌‍ ‍‌ ‌​​‍ ‌‍‌‌‌‍‌​‌‍‍‌‌ ‌​​‍ ‌‍ ‌‌‍ ‌‍‌​‌‍‌‌​ ‌‌ ​​‌ ​‍‌‍‌‌‌ ​ ‌‍‌‌‌‍ ‍‌ ‌​‌‍​‌‌ ‌​‌‍‍‌‌‍ ‌‍ ‍​ ‍ ‌‍‍‌‌‍‌​​ ‌​ ‌ ​ ‌‍​ ‍​‌‍​‍​ ‍‌​ ​​‌‍​‍​ ‌​​‍ ‌​ ​‍​ ​‍​ ‍‌​ ‍‌​‍ ‌​ ‌​‌‍​‍​ ​‌​ ​‍​‍ ‌​ ‍‌​ ‌‍‌‍​‌​ ​‌​‍ ‌​ ​​​ ‍‌‌‍​ ​ ‌ ​ ‍​‌‍‌​‌‍​‌‌‍‌‍​ ‍​​ ​​‌‍‌‌‌‍​‍​ ‍ ‌ ‌​‌ ‍‌‌ ​​‌‍‌‌​ ‌‌ ‌‍‌‍‌‌‌‍ ‍‌ ‌‌‌‍‌‌‌‌​ ‌‍ ​‌ ‌‌‌‍‌ ‌‌​​‌‍​‌‌‍‌ ‌‍‌‌​ ‍ ‌ ​​‌‍​‌‌ ‌​‌‍‍​​ ‌‌ ​​‌‍​‌‌‍‌ ‌‍‌‌‌​​‍‌ ‌‌‌‍‍‌‌‍ ​‌‍‌​‌‍‌‌‌ ​‍​‍‌‌​ ‌‌‌​​‍‌‌ ‌‍‍ ‌‍‌‌‌ ‍‌​‍‌‌​ ​ ‌​‌​​‍‌‌​ ​ ‌​‌​​‍‌‌​ ​‍​ ​‍​ ​‍‌‍​ ‌‍‌‍‌‍‌‍‌‍​ ‌‍​‍‌‍​‍​ ‌​​ ‍‌‌‍​‍‌‍‌‍​ ​‌​‍‌‌​ ​‍​ ​‍​‍‌‌​ ‌‌‌​‌​​‍ ‍‌ ‌​‌‍​‌‌‍​‍‌ ​ ​‍‌‌​ ‌‌‌​​‍‌‌ ‌‍‍ ‌‍‌‌‌ ‍‌​‍‌‌​ ​ ‌​‌​​‍‌‌​ ​ ‌​‌​​‍‌‌​ ​‍​ ​‍​ ‍‌​ ‍‌​ ‌​​ ​‌‌‍​ ​ ​ ​ ‍​​ ‌‍‌‍‌‍​ ‌‌‌‍‌​‌‍‌‌​‍‌‌​ ​‍​ ​‍​‍‌‌​ ‌‌‌​‌​​‍ ‍‌‍​ ‌‍ ‌‍ ‍‌ ‌​‌‍‌‌‌‍ ‍‌ ‌​​‍‌‌​ ‌‌‌​​‍‌‌ ‌‍‍ ‌‍‌‌‌ ‍‌​‍‌‌​ ​ ‌​‌​​‍‌‌​ ​ ‌​‌​​‍‌‌​ ​‍​ ​‍​ ​‍​ ‌ ​ ‍‌​ ‌ ​ ​​​ ‌​​ ‌‌​ ‌ ​ ‍‌​ ​‌​ ‌‌​ ‌​​ ‍​‌‍‌​​ ​‍​ ‌​​ ‌ ​ ‌‍‌‍‌‌‌‍​‌​ ‌​​ ​‍​ ​‍​ ‍​‌‍‌‌​ ‍​​ ‌ ​ ‌‍​ ​‍​ ‌‍​ ‍​​ ​‍​‍‌‌​ ​‍​ ​‍​‍‌‌​ ‌‌‌​‌​​‍ ‍‌ ​‍‌‍‍‌‌‍​ ‌‍‍​‌‌‌​‌‍‌‌‌ ‍​‌ ‌​​‍‌‌​ ‌‌‌​​‍‌‌ ‌‍‍ ‌‍‌‌‌ ‍‌​‍‌‌​ ​ ‌​‌​​‍‌‌​ ​ ‌​‌​​‍‌‌​ ​‍​ ​‍​ ​‍‌‍‌‍​ ‌ ‌‍‌‍‌‍​‌​ ‌ ​ ‍​​ ​‍​ ​‍‌‍‌‌​ ​‌​ ‍‌​‍‌‌​ ​‍​ ​‍​‍‌‌​ ‌‌‌​‌​​‍ ‍‌‍​ ‌‍‍​‌‍‍‌‌‍ ​‌‍‌​‌ ​‍‌‍‌‌‌‍ ‍​‍‌‌​ ‌‌‌​​‍‌‌ ‌‍‍ ‌‍‌‌‌ ‍‌​‍‌‌​ ​ ‌​‌​​‍‌‌​ ​ ‌​‌​​‍‌‌​ ​‍​ ​‍​ ‌​​ ‌‍‌‍‌‍​ ​ ‌‍‌‍​ ‍‌‌‍‌‌‌‍‌‌‌‍‌‌‌‍​‍‌‍‌​​ ‌‍​‍‌‌​ ​‍​ ​‍​‍‌‌​ ‌‌‌​‌​​‍ ‍‌ ‌​‌‍‌‌‌ ‍​‌ ‌​​ ‌‍​‍‌‍​‌‌ ​ ‌‍‌‌‌‌‌‌‌ ​‍‌‍ ​​ ‌‌‍‍​‌ ‌​‌ ‌​‌ ​​‌ ​ ​‍‌‌​ ​ ‌​​‌​‍‌‌​ ​‍‌​‌‍​‍‌‌​ ​‍‌​‌‍‌‍​ ‌‍‍​‌‍‌‌‌‍ ​‌ ​ ‌‍‌‌‌‍​‌‌ ​​‌‍‍‌‌‍‌‌‌ ​‍‌ ​ ​‍ ‍‌ ​ ‌‍​‌‌‍ ‍‌‍‍‌‌ ‌​‌ ‍‌​‍ ‍‌ ​ ‌ ‌​‌ ‌‌‌‍‌​‌‍‍‌‌‍ ​‍‌‍‌‍‍‌‌‍‌​​ ‌​ ‌ ​ ‌‍​ ‍​‌‍​‍​ ‍‌​ ​​‌‍​‍​ ‌​​‍ ‌​ ​‍​ ​‍​ ‍‌​ ‍‌​‍ ‌​ ‌​‌‍​‍​ ​‌​ ​‍​‍ ‌​ ‍‌​ ‌‍‌‍​‌​ ​‌​‍ ‌​ ​​​ ‍‌‌‍​ ​ ‌ ​ ‍​‌‍‌​‌‍​‌‌‍‌‍​ ‍​​ ​​‌‍‌‌‌‍​‍​‍‌‍‌ ‌​‌ ‍‌‌ ​​‌‍‌‌​ ‌‌ ‌‍‌‍‌‌‌‍ ‍‌ ‌‌‌‍‌‌‌‌​ ‌‍ ​‌ ‌‌‌‍‌ ‌‌​​‌‍​‌‌‍‌ ‌‍‌‌​‍‌‍‌ ​​‌‍​‌‌ ‌​‌‍‍​​ ‌‌ ​​‌‍​‌‌‍‌ ‌‍‌‌‌​​‍‌ ‌‌‌‍‍‌‌‍ ​‌‍‌​‌‍‌‌‌ ​‍​‍‌‌​ ‌‌‌​​‍‌‌ ‌‍‍ ‌‍‌‌‌ ‍‌​‍‌‌​ ​ ‌​‌​​‍‌‌​ ​ ‌​‌​​‍‌‌​ ​‍​ ​‍​ ​‍‌‍​ ‌‍‌‍‌‍‌‍‌‍​ ‌‍​‍‌‍​‍​ ‌​​ ‍‌‌‍​‍‌‍‌‍​ ​‌​‍‌‌​ ​‍​ ​‍​‍‌‌​ ‌‌‌​‌​​‍ ‍‌ ‌​‌‍​‌‌‍​‍‌ ​ ​‍‌‌​ ‌‌‌​​‍‌‌ ‌‍‍ ‌‍‌‌‌ ‍‌​‍‌‌​ ​ ‌​‌​​‍‌‌​ ​ ‌​‌​​‍‌‌​ ​‍​ ​‍​ ‍‌​ ‍‌​ ‌​​ ​‌‌‍​ ​ ​ ​ ‍​​ ‌‍‌‍‌‍​ ‌‌‌‍‌​‌‍‌‌​‍‌‌​ ​‍​ ​‍​‍‌‌​ ‌‌‌​‌​​‍ ‍‌‍​ ‌‍ ‌‍ ‍‌ ‌​‌‍‌‌‌‍ ‍‌ ‌​​‍‌‌​ ‌‌‌​​‍‌‌ ‌‍‍ ‌‍‌‌‌ ‍‌​‍‌‌​ ​ ‌​‌​​‍‌‌​ ​ ‌​‌​​‍‌‌​ ​‍​ ​‍​ ​‍​ ‌ ​ ‍‌​ ‌ ​ ​​​ ‌​​ ‌‌​ ‌ ​ ‍‌​ ​‌​ ‌‌​ ‌​​ ‍​‌‍‌​​ ​‍​ ‌​​ ‌ ​ ‌‍‌‍‌‌‌‍​‌​ ‌​​ ​‍​ ​‍​ ‍​‌‍‌‌​ ‍​​ ‌ ​ ‌‍​ ​‍​ ‌‍​ ‍​​ ​‍​‍‌‌​ ​‍​ ​‍​‍‌‌​ ‌‌‌​‌​​‍ ‍‌ ​‍‌‍‍‌‌‍​ ‌‍‍​‌‌‌​‌‍‌‌‌ ‍​‌ ‌​​‍‌‌​ ‌‌‌​​‍‌‌ ‌‍‍ ‌‍‌‌‌ ‍‌​‍‌‌​ ​ ‌​‌​​‍‌‌​ ​ ‌​‌​​‍‌‌​ ​‍​ ​‍​ ​‍‌‍‌‍​ ‌ ‌‍‌‍‌‍​‌​ ‌ ​ ‍​​ ​‍​ ​‍‌‍‌‌​ ​‌​ ‍‌​‍‌‌​ ​‍​ ​‍​‍‌‌​ ‌‌‌​‌​​‍ ‍‌‍​ ‌‍‍​‌‍‍‌‌‍ ​‌‍‌​‌ ​‍‌‍‌‌‌‍ ‍​‍‌‌​ ‌‌‌​​‍‌‌ ‌‍‍ ‌‍‌‌‌ ‍‌​‍‌‌​ ​ ‌​‌​​‍‌‌​ ​ ‌​‌​​‍‌‌​ ​‍​ ​‍​ ‌​​ ‌‍‌‍‌‍​ ​ ‌‍‌‍​ ‍‌‌‍‌‌‌‍‌‌‌‍‌‌‌‍​‍‌‍‌​​ ‌‍​‍‌‌​ ​‍​ ​‍​‍‌‌​ ‌‌‌​‌​​‍ ‍‌ ‌​‌‍‌‌‌ ‍​‌ ‌​​‍‌‍‌ ​​‌‍‌‌‌ ​‍‌ ​ ‌ ​​‌‍‌‌‌‍​ ‌ ‌​‌‍‍‌‌ ‌‍‌‍‌‌​ ‌‌ ​​‌ ‌‌‌‍​‍‌‍ ​‌‍‍‌‌ ​ ‌‍‍​‌‍‌‌‌‍‌​​‍​‍‌ ‌
See Schedule​​​​‌ ‍ ​‍​‍‌‍ ‌ ​‍‌‍‍‌‌‍‌ ‌‍‍‌‌‍ ‍​‍​‍​ ‍‍​‍​‍‌ ​ ‌‍​‌‌‍ ‍‌‍‍‌‌ ‌​‌ ‍‌​‍ ‍‌‍‍‌‌‍ ​‍​‍​‍ ​​‍​‍‌‍‍​‌ ​‍‌‍‌‌‌‍‌‍​‍​‍​ ‍‍​‍​‍‌‍‍​‌ ‌​‌ ‌​‌ ​​‌ ​ ​ ‍‍​‍ ​‍ ‌‍​ ‌‍‍​‌‍‌‌‌‍ ​‌ ​ ‌‍‌‌‌‍​‌‌ ​​‌‍‍‌‌‍‌‌‌ ​‍‌ ​ ​‍ ‍‌ ​ ‌‍​‌‌‍ ‍‌‍‍‌‌ ‌​‌ ‍‌​‍ ‍‌ ​ ‌ ‌​‌ ‌‌‌‍‌​‌‍‍‌‌‍ ​‍ ‌‍‍‌‌‍ ‍‌ ‌​‌‍‌‌‌‍ ‍‌ ‌​​‍ ‌‍‌‌‌‍‌​‌‍‍‌‌ ‌​​‍ ‌‍ ‌‌‍ ‌‍‌​‌‍‌‌​ ‌‌ ​​‌ ​‍‌‍‌‌‌ ​ ‌‍‌‌‌‍ ‍‌ ‌​‌‍​‌‌ ‌​‌‍‍‌‌‍ ‌‍ ‍​ ‍ ‌‍‍‌‌‍‌​​ ‌​ ‌ ​ ‌‍​ ‍​‌‍​‍​ ‍‌​ ​​‌‍​‍​ ‌​​‍ ‌​ ​‍​ ​‍​ ‍‌​ ‍‌​‍ ‌​ ‌​‌‍​‍​ ​‌​ ​‍​‍ ‌​ ‍‌​ ‌‍‌‍​‌​ ​‌​‍ ‌​ ​​​ ‍‌‌‍​ ​ ‌ ​ ‍​‌‍‌​‌‍​‌‌‍‌‍​ ‍​​ ​​‌‍‌‌‌‍​‍​ ‍ ‌ ‌​‌ ‍‌‌ ​​‌‍‌‌​ ‌‌ ‌‍‌‍‌‌‌‍ ‍‌ ‌‌‌‍‌‌‌‌​ ‌‍ ​‌ ‌‌‌‍‌ ‌‌​​‌‍​‌‌‍‌ ‌‍‌‌​ ‍ ‌ ​​‌‍​‌‌ ‌​‌‍‍​​ ‌‌ ​​‌‍​‌‌‍‌ ‌‍‌‌‌​​‍‌ ‌‌‌‍‍‌‌‍ ​‌‍‌​‌‍‌‌‌ ​‍​‍‌‌​ ‌‌‌​​‍‌‌ ‌‍‍ ‌‍‌‌‌ ‍‌​‍‌‌​ ​ ‌​‌​​‍‌‌​ ​ ‌​‌​​‍‌‌​ ​‍​ ​‍​ ​‍‌‍​ ‌‍‌‍‌‍‌‍‌‍​ ‌‍​‍‌‍​‍​ ‌​​ ‍‌‌‍​‍‌‍‌‍​ ​‌​‍‌‌​ ​‍​ ​‍​‍‌‌​ ‌‌‌​‌​​‍ ‍‌ ‌​‌‍​‌‌‍​‍‌ ​ ​‍‌‌​ ‌‌‌​​‍‌‌ ‌‍‍ ‌‍‌‌‌ ‍‌​‍‌‌​ ​ ‌​‌​​‍‌‌​ ​ ‌​‌​​‍‌‌​ ​‍​ ​‍​ ‍‌​ ‍‌​ ‌​​ ​‌‌‍​ ​ ​ ​ ‍​​ ‌‍‌‍‌‍​ ‌‌‌‍‌​‌‍‌‌​‍‌‌​ ​‍​ ​‍​‍‌‌​ ‌‌‌​‌​​‍ ‍‌‍​ ‌‍ ‌‍ ‍‌ ‌​‌‍‌‌‌‍ ‍‌ ‌​​‍‌‌​ ‌‌‌​​‍‌‌ ‌‍‍ ‌‍‌‌‌ ‍‌​‍‌‌​ ​ ‌​‌​​‍‌‌​ ​ ‌​‌​​‍‌‌​ ​‍​ ​‍​ ​‍​ ‌ ​ ‍‌​ ‌ ​ ​​​ ‌​​ ‌‌​ ‌ ​ ‍‌​ ​‌​ ‌‌​ ‌​​ ‍​‌‍‌​​ ​‍​ ‌​​ ‌ ​ ‌‍‌‍‌‌‌‍​‌​ ‌​​ ​‍​ ​‍​ ‍​‌‍‌‌​ ‍​​ ‌ ​ ‌‍​ ​‍​ ‌‍​ ‍​​ ​‍​‍‌‌​ ​‍​ ​‍​‍‌‌​ ‌‌‌​‌​​‍ ‍‌‍​‍‌ ‌‌‌ ‌​‌ ‌​‌‍ ‌‍ ‍‌ ​ ​‍‌‌​ ‌‌‌​​‍‌‌ ‌‍‍ ‌‍‌‌‌ ‍‌​‍‌‌​ ​ ‌​‌​​‍‌‌​ ​ ‌​‌​​‍‌‌​ ​‍​ ​‍​ ‌‍​ ‌‍​ ‍‌​ ‍‌​ ‌​‌‍​‌‌‍‌‍‌‍​‌​ ‌​‌‍‌‍‌‍​‌‌‍‌‌​‍‌‌​ ​‍​ ​‍​‍‌‌​ ‌‌‌​‌​​‍ ‍‌ ‌​‌‍‌‌‌ ‍​‌ ‌​​ ‌‍​‍‌‍​‌‌ ​ ‌‍‌‌‌‌‌‌‌ ​‍‌‍ ​​ ‌‌‍‍​‌ ‌​‌ ‌​‌ ​​‌ ​ ​‍‌‌​ ​ ‌​​‌​‍‌‌​ ​‍‌​‌‍​‍‌‌​ ​‍‌​‌‍‌‍​ ‌‍‍​‌‍‌‌‌‍ ​‌ ​ ‌‍‌‌‌‍​‌‌ ​​‌‍‍‌‌‍‌‌‌ ​‍‌ ​ ​‍ ‍‌ ​ ‌‍​‌‌‍ ‍‌‍‍‌‌ ‌​‌ ‍‌​‍ ‍‌ ​ ‌ ‌​‌ ‌‌‌‍‌​‌‍‍‌‌‍ ​‍‌‍‌‍‍‌‌‍‌​​ ‌​ ‌ ​ ‌‍​ ‍​‌‍​‍​ ‍‌​ ​​‌‍​‍​ ‌​​‍ ‌​ ​‍​ ​‍​ ‍‌​ ‍‌​‍ ‌​ ‌​‌‍​‍​ ​‌​ ​‍​‍ ‌​ ‍‌​ ‌‍‌‍​‌​ ​‌​‍ ‌​ ​​​ ‍‌‌‍​ ​ ‌ ​ ‍​‌‍‌​‌‍​‌‌‍‌‍​ ‍​​ ​​‌‍‌‌‌‍​‍​‍‌‍‌ ‌​‌ ‍‌‌ ​​‌‍‌‌​ ‌‌ ‌‍‌‍‌‌‌‍ ‍‌ ‌‌‌‍‌‌‌‌​ ‌‍ ​‌ ‌‌‌‍‌ ‌‌​​‌‍​‌‌‍‌ ‌‍‌‌​‍‌‍‌ ​​‌‍​‌‌ ‌​‌‍‍​​ ‌‌ ​​‌‍​‌‌‍‌ ‌‍‌‌‌​​‍‌ ‌‌‌‍‍‌‌‍ ​‌‍‌​‌‍‌‌‌ ​‍​‍‌‌​ ‌‌‌​​‍‌‌ ‌‍‍ ‌‍‌‌‌ ‍‌​‍‌‌​ ​ ‌​‌​​‍‌‌​ ​ ‌​‌​​‍‌‌​ ​‍​ ​‍​ ​‍‌‍​ ‌‍‌‍‌‍‌‍‌‍​ ‌‍​‍‌‍​‍​ ‌​​ ‍‌‌‍​‍‌‍‌‍​ ​‌​‍‌‌​ ​‍​ ​‍​‍‌‌​ ‌‌‌​‌​​‍ ‍‌ ‌​‌‍​‌‌‍​‍‌ ​ ​‍‌‌​ ‌‌‌​​‍‌‌ ‌‍‍ ‌‍‌‌‌ ‍‌​‍‌‌​ ​ ‌​‌​​‍‌‌​ ​ ‌​‌​​‍‌‌​ ​‍​ ​‍​ ‍‌​ ‍‌​ ‌​​ ​‌‌‍​ ​ ​ ​ ‍​​ ‌‍‌‍‌‍​ ‌‌‌‍‌​‌‍‌‌​‍‌‌​ ​‍​ ​‍​‍‌‌​ ‌‌‌​‌​​‍ ‍‌‍​ ‌‍ ‌‍ ‍‌ ‌​‌‍‌‌‌‍ ‍‌ ‌​​‍‌‌​ ‌‌‌​​‍‌‌ ‌‍‍ ‌‍‌‌‌ ‍‌​‍‌‌​ ​ ‌​‌​​‍‌‌​ ​ ‌​‌​​‍‌‌​ ​‍​ ​‍​ ​‍​ ‌ ​ ‍‌​ ‌ ​ ​​​ ‌​​ ‌‌​ ‌ ​ ‍‌​ ​‌​ ‌‌​ ‌​​ ‍​‌‍‌​​ ​‍​ ‌​​ ‌ ​ ‌‍‌‍‌‌‌‍​‌​ ‌​​ ​‍​ ​‍​ ‍​‌‍‌‌​ ‍​​ ‌ ​ ‌‍​ ​‍​ ‌‍​ ‍​​ ​‍​‍‌‌​ ​‍​ ​‍​‍‌‌​ ‌‌‌​‌​​‍ ‍‌‍​‍‌ ‌‌‌ ‌​‌ ‌​‌‍ ‌‍ ‍‌ ​ ​‍‌‌​ ‌‌‌​​‍‌‌ ‌‍‍ ‌‍‌‌‌ ‍‌​‍‌‌​ ​ ‌​‌​​‍‌‌​ ​ ‌​‌​​‍‌‌​ ​‍​ ​‍​ ‌‍​ ‌‍​ ‍‌​ ‍‌​ ‌​‌‍​‌‌‍‌‍‌‍​‌​ ‌​‌‍‌‍‌‍​‌‌‍‌‌​‍‌‌​ ​‍​ ​‍​‍‌‌​ ‌‌‌​‌​​‍ ‍‌ ‌​‌‍‌‌‌ ‍​‌ ‌​​‍‌‍‌ ​​‌‍‌‌‌ ​‍‌ ​ ‌ ​​‌‍‌‌‌‍​ ‌ ‌​‌‍‍‌‌ ‌‍‌‍‌‌​ ‌‌ ​​‌ ‌‌‌‍​‍‌‍ ​‌‍‍‌‌ ​ ‌‍‍​‌‍‌‌‌‍‌​​‍​‍‌ ‌